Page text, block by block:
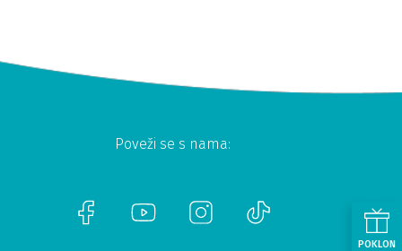
Poveži se s nama:
POKLON